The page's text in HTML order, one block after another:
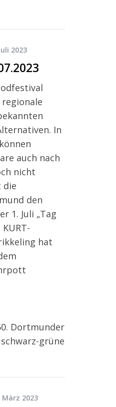
2023
In
auch nach
nicht
die
den
1. Juli „Tag
hat
Dortmunder
grüne
März 2023